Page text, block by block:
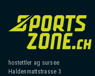
hostettler ag sursee
Haldenmattstrasse 3